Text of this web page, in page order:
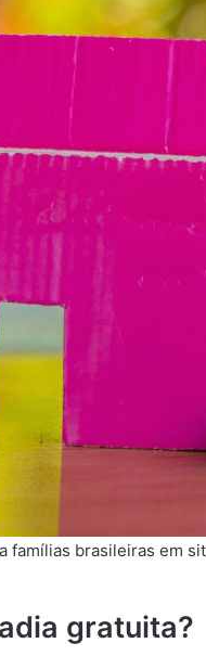
famílias brasileiras em
gratuita?